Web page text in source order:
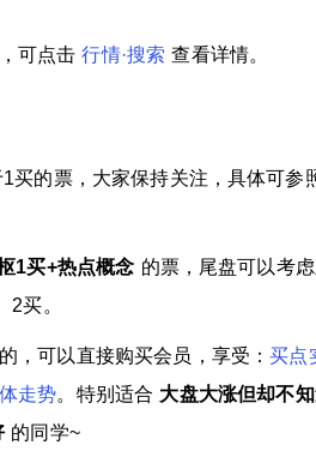
可点击行情·搜索 查看详情。
买的票，大家保持关注，具体可参
1买+热点概念 的票，尾盘可以考
2买。
，可以直接购买会员，享受：买点
走势。特别适合 大盘大涨但却不
的同学~